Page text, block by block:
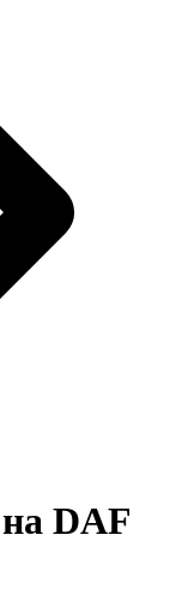
DAF